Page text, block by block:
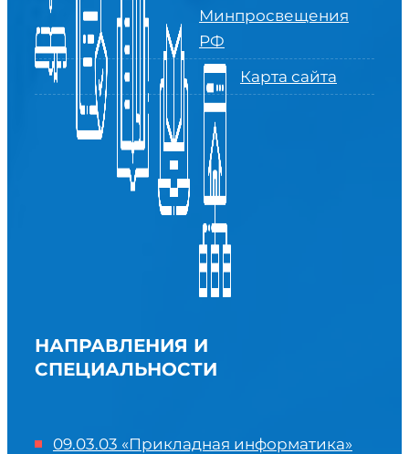
Минпросвещения
РФ
Карта сайта
НАПРАВЛЕНИЯ И
СПЕЦИАЛЬНОСТИ
09.03.03 «Прикладная информатика»